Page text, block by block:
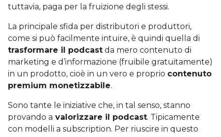
tuttavia, paga per la fruizione degli stessi.
La principale sfida per distributori e produttori,
come si può facilmente intuire, è quindi quella di
trasformare il podcast da mero contenuto di
marketing e d’informazione (fruibile gratuitamente)
in un prodotto, cioè in un vero e proprio contenuto
premium monetizzabile.
Sono tante le iniziative che, in tal senso, stanno
provando a valorizzare il podcast. Tipicamente
con modelli a subscription. Per riuscire in questo